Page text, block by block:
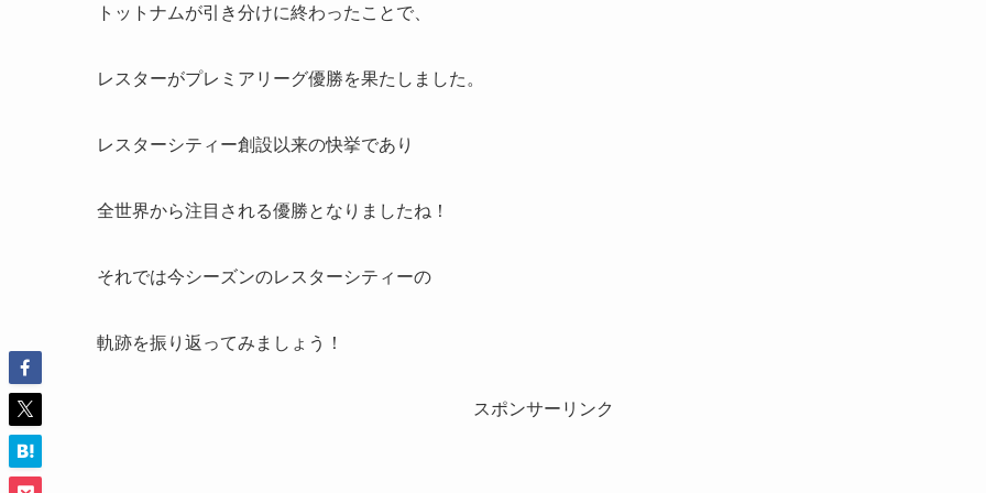
トットナムが引き分けに終わったことで、
レスターがプレミアリーグ優勝を果たしました。
レスターシティー創設以来の快挙であり
全世界から注目される優勝となりましたね！
それでは今シーズンのレスターシティーの
軌跡を振り返ってみましょう！
スポンサーリンク